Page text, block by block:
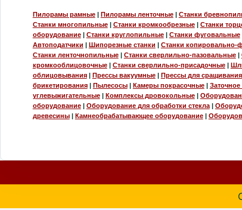
Пилорамы рамные| Пилорамы ленточные| Станки
Станки многопильные| Станки кромкообрезные| Станки
оборудование| Станки круглопильные| Станки фуговальные|
Автоподатчики
Шипорезные станки Станки копировально-
Станки ленточнопильные| Станки сверлильно-пазовальные|
кромкооблицовочные| Станки сверлильно-присадочные|
облицовывания| Прессы вакуумные| Прессы для
брикетирования| Пылесосы| Камеры покрасочные|
углевыжигательные| Комплексы дровокольные|
оборудование| Оборудование для обработки стекла|
древесины| Камнеобрабатывающее оборудование|